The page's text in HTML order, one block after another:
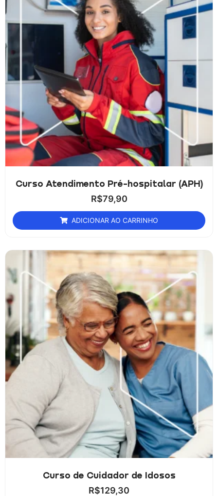
Curso Atendimento Pré-hospitalar (APH)
R$79,90
ADICIONAR AO CARRINHO
Curso de Cuidador de Idosos
R$129,30